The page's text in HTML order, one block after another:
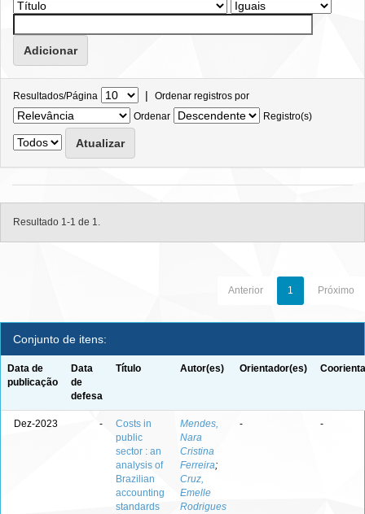
Resultados/Página | Ordenar registros por
Ordenar
Registro(s)
Resultado 1-1 de 1.
Anterior 1 Próximo
Conjunto de itens:
Data de
publicação
Data
de
defesa
Título Autor(es) Orientador(es)
Dez-2023 -
Costs in
public
sector : an
analysis of
Brazilian
accounting
standards
Mendes,
Nara
Cristina
Ferreira;
Cruz,
Emelle
Rodrigues
- -